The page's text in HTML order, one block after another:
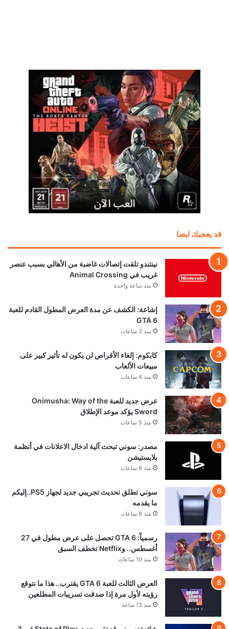
قد يعجبك ايضا
نينتندو تلقت إتصالات غاضبة من الأهالي بسبب عنصر
غريب في Animal Crossing
منذ ساعة واحدة
إشاعة: الكشف عن مدة العرض المطول القادم للعبة
GTA 6
منذ 3 ساعات
كابكوم: إلغاء الأقراص لن يكون له تأثير كبير على
مبيعات الألعاب
منذ 4 ساعات
عرض جديد للعبة Onimusha: Way of the
Sword يؤكد موعد الإطلاق
منذ 5 ساعات
مصدر: سوني تبحث آلية ادخال الاعلانات في أنظمة
بلايستيشن
منذ 6 ساعات
سوني تطلق تحديث تجريبي جديد لجهاز PS5..إليكم
ما يقدمه
منذ 8 ساعات
رسمياً: GTA 6 تحصل على عرض مطول في 27
أغسطس.. وNetflix تخطف السبق
منذ 10 ساعات
العرض الثالث للعبة GTA 6 يقترب.. هذا ما نتوقع
رؤيته لأول مرة إذا صدقت تسريبات المطلعين
منذ 13 ساعة